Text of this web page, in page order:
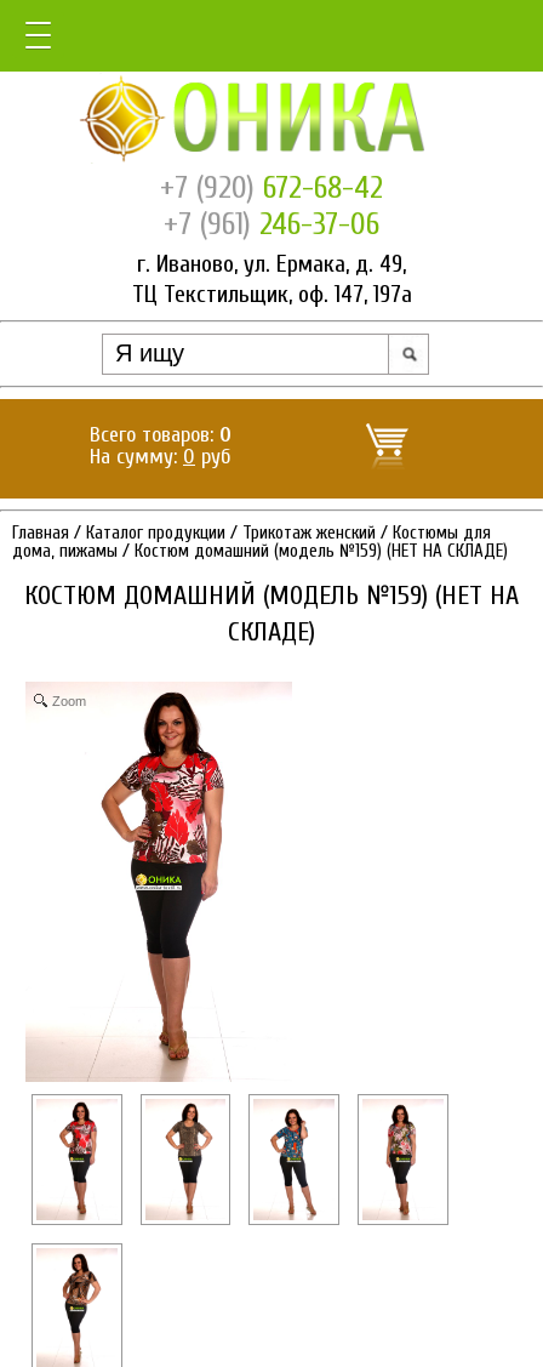
+7 (920) 672-68-42
+7 (961) 246-37-06
г. Иваново, ул. Ермака, д. 49,
ТЦ Текстильщик, оф. 147, 197а
Всего товаров: 0
На сумму: 0 руб
Главная / Каталог продукции / Трикотаж женский / Костюмы для
дома, пижамы / Костюм домашний (модель №159) (НЕТ НА СКЛАДЕ)
КОСТЮМ ДОМАШНИЙ (МОДЕЛЬ №159) (НЕТ НА
СКЛАДЕ)
Zoom